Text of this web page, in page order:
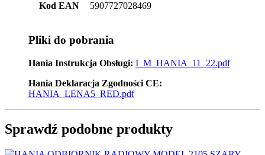
Kod EAN 5907727028469
Pliki do pobrania
Hania Instrukcja Obsługi: I_M_HANIA_11_22.pdf
Hania Deklaracja Zgodności CE:
HANIA_LENA5_RED.pdf
Sprawdź podobne produkty